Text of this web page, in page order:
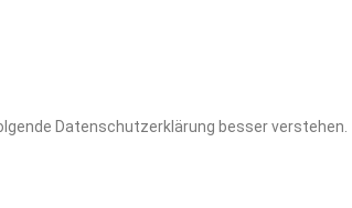
Datenschutzerklärung besser verstehen.